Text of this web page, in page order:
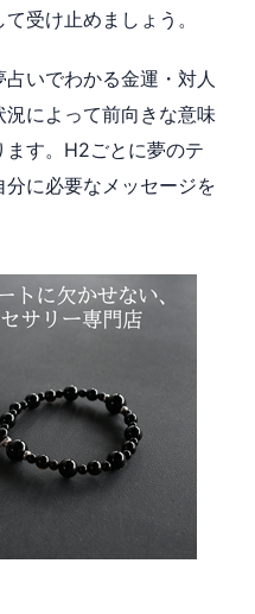
受け止めましょう。
いでわかる金運・対人
によって前向きな意味
す。H2ごとに夢のテ
に必要なメッセージを